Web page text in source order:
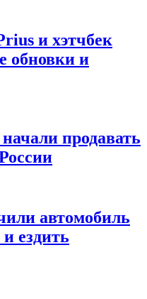
и хэтчбек
обновки и
продавать
автомобиль
ездить